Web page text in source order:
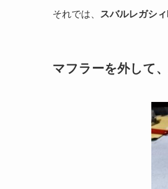
それでは、 スバルレガシ
マフラーを外して